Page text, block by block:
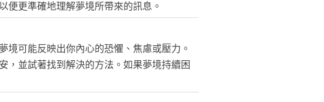
便更準確地理解夢境所帶來的訊息。
境可能反映出你內心的恐懼、焦慮或壓力。
，並試著找到解決的方法。如果夢境持續困